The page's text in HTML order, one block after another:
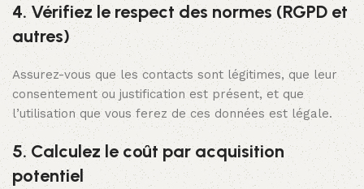
4. Vérifiez le respect des normes (RGPD et
autres)
Assurez-vous que les contacts sont légitimes, que leur
consentement ou justification est présent, et que
l’utilisation que vous ferez de ces données est légale.
5. Calculez le coût par acquisition
potentiel